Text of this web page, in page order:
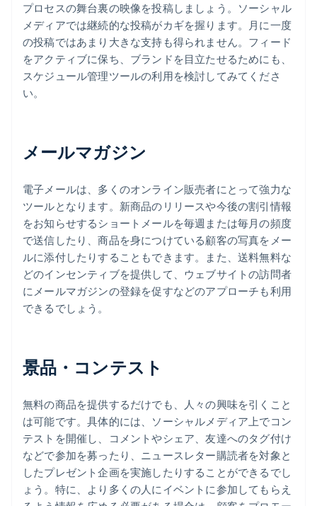
プロセスの舞台裏の映像を投稿しましょう。ソーシャル
メディアでは継続的な投稿がカギを握ります。月に一度
の投稿ではあまり大きな支持も得られません。フィード
をアクティブに保ち、ブランドを目立たせるためにも、
スケジュール管理ツールの利用を検討してみてくださ
い。
メールマガジン
電子メールは、多くのオンライン販売者にとって強力な
ツールとなります。新商品のリリースや今後の割引情報
をお知らせするショートメールを毎週または毎月の頻度
で送信したり、商品を身につけている顧客の写真をメー
ルに添付したりすることもできます。また、送料無料な
どのインセンティブを提供して、ウェブサイトの訪問者
にメールマガジンの登録を促すなどのアプローチも利用
できるでしょう。
景品・コンテスト
無料の商品を提供するだけでも、人々の興味を引くこと
は可能です。具体的には、ソーシャルメディア上でコン
テストを開催し、コメントやシェア、友達へのタグ付け
などで参加を募ったり、ニュースレター購読者を対象と
したプレゼント企画を実施したりすることができるでし
ょう。特に、より多くの人にイベントに参加してもらえ